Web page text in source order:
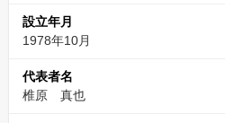
設立年月
1978年10月
代表者名
椎原 真也